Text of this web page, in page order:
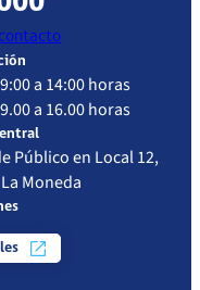
a 14:00 horas
a 16.00 horas
Público en Local 12,
Moneda